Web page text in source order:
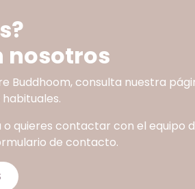
nosotros
Buddhoom, consulta nuestra
o quieres contactar con el equipo
de contacto.